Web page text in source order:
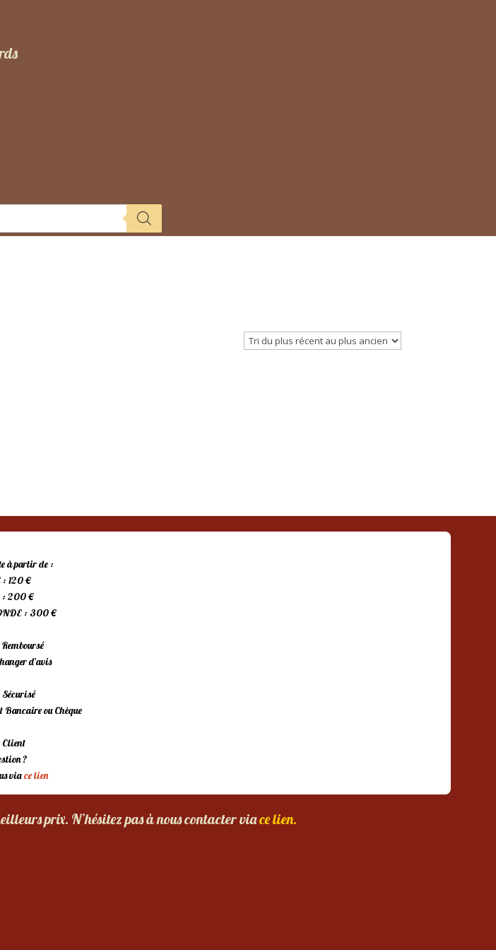
à partir de :
: 120 €
: 200 €
: 300 €
d’avis
ou Chèque
Client
?
viace lien
prix. N’hésitez pas à nous contacter viace lien.